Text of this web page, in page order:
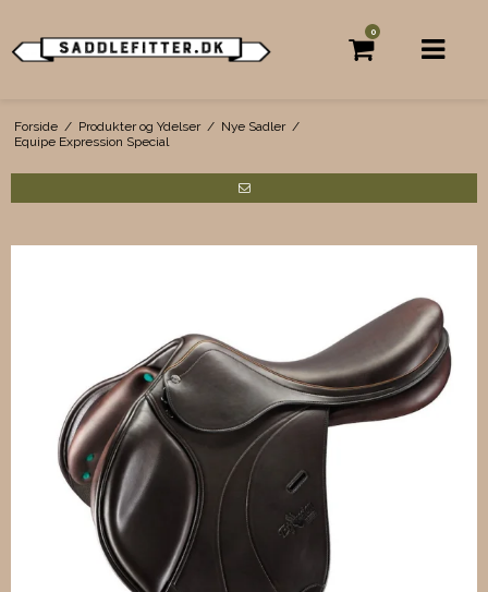
0
Forside / Produkter og Ydelser / Nye Sadler /
Equipe Expression Special